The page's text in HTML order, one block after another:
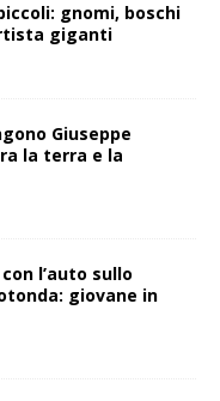
gnomi, boschi
giganti
Giuseppe
la terra e la
l’auto sullo
giovane in